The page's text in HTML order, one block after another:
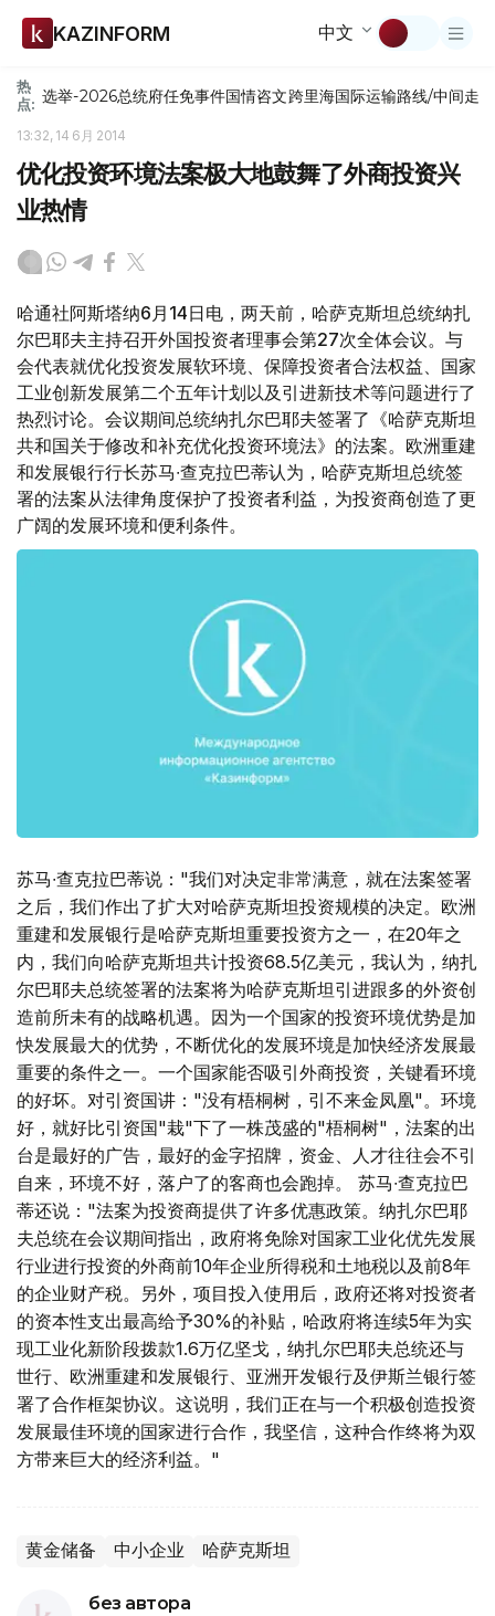
KAZINFORM 中文
热
点: 选举-2026总统府任免事件国情咨文跨里海国际运输路线/中间走廊
13:32, 14 6月 2014
优化投资环境法案极大地鼓舞了外商投资兴
业热情
哈通社阿斯塔纳6月14日电，两天前，哈萨克斯坦总统纳扎
尔巴耶夫主持召开外国投资者理事会第27次全体会议。与
会代表就优化投资发展软环境、保障投资者合法权益、国家
工业创新发展第二个五年计划以及引进新技术等问题进行了
热烈讨论。会议期间总统纳扎尔巴耶夫签署了《哈萨克斯坦
共和国关于修改和补充优化投资环境法》的法案。欧洲重建
和发展银行行长苏马∙查克拉巴蒂认为，哈萨克斯坦总统签
署的法案从法律角度保护了投资者利益，为投资商创造了更
广阔的发展环境和便利条件。
苏马∙查克拉巴蒂说："我们对决定非常满意，就在法案签署
之后，我们作出了扩大对哈萨克斯坦投资规模的决定。欧洲
重建和发展银行是哈萨克斯坦重要投资方之一，在20年之
内，我们向哈萨克斯坦共计投资68.5亿美元，我认为，纳扎
尔巴耶夫总统签署的法案将为哈萨克斯坦引进跟多的外资创
造前所未有的战略机遇。因为一个国家的投资环境优势是加
快发展最大的优势，不断优化的发展环境是加快经济发展最
重要的条件之一。一个国家能否吸引外商投资，关键看环境
的好坏。对引资国讲："没有梧桐树，引不来金凤凰"。环境
好，就好比引资国"栽"下了一株茂盛的"梧桐树"，法案的出
台是最好的广告，最好的金字招牌，资金、人才往往会不引
自来，环境不好，落户了的客商也会跑掉。 苏马∙查克拉巴
蒂还说："法案为投资商提供了许多优惠政策。纳扎尔巴耶
夫总统在会议期间指出，政府将免除对国家工业化优先发展
行业进行投资的外商前10年企业所得税和土地税以及前8年
的企业财产税。另外，项目投入使用后，政府还将对投资者
的资本性支出最高给予30%的补贴，哈政府将连续5年为实
现工业化新阶段拨款1.6万亿坚戈，纳扎尔巴耶夫总统还与
世行、欧洲重建和发展银行、亚洲开发银行及伊斯兰银行签
署了合作框架协议。这说明，我们正在与一个积极创造投资
发展最佳环境的国家进行合作，我坚信，这种合作终将为双
方带来巨大的经济利益。"
黄金储备 中小企业 哈萨克斯坦
без автора